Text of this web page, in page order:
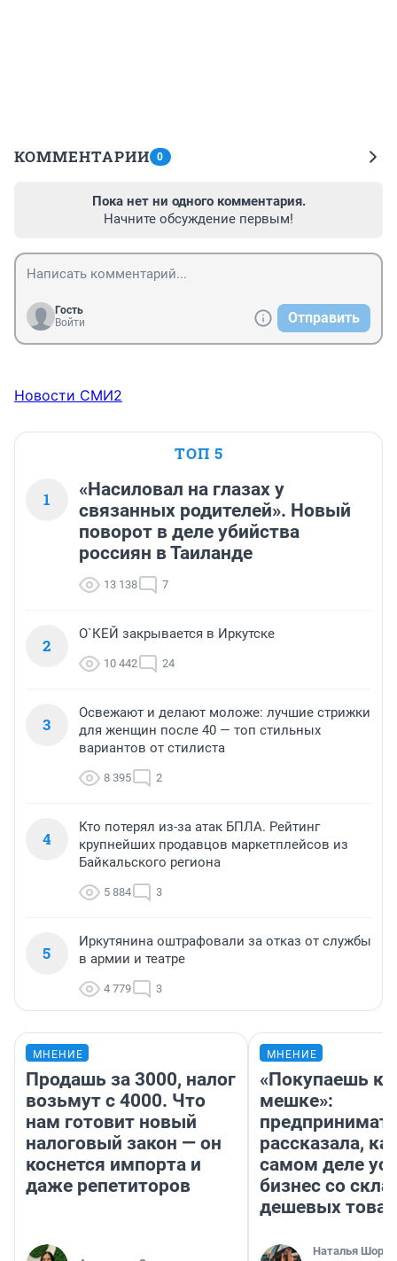
КОММЕНТАРИИ 0
Пока нет ни одного комментария.
Начните обсуждение первым!
Гость
Войти
Отправить
Новости СМИ2
ТОП 5
1
«Насиловал на глазах у
связанных родителей». Новый
поворот в деле убийства
россиян в Таиланде
13 138 7
2
О`КЕЙ закрывается в Иркутске
10 442 24
3
Освежают и делают моложе: лучшие стрижки
для женщин после 40 — топ стильных
вариантов от стилиста
8 395 2
4
Кто потерял из-за атак БПЛА. Рейтинг
крупнейших продавцов маркетплейсов из
Байкальского региона
5 884 3
5
Иркутянина оштрафовали за отказ от службы
в армии и театре
4 779 3
МНЕНИЕ
Продашь за 3000, налог
возьмут с 4000. Что
нам готовит новый
налоговый закон — он
коснется импорта и
даже репетиторов
МНЕНИЕ
«Покупаешь
мешке»:
рассказала,
самом деле
бизнес со
дешевых
Наталья